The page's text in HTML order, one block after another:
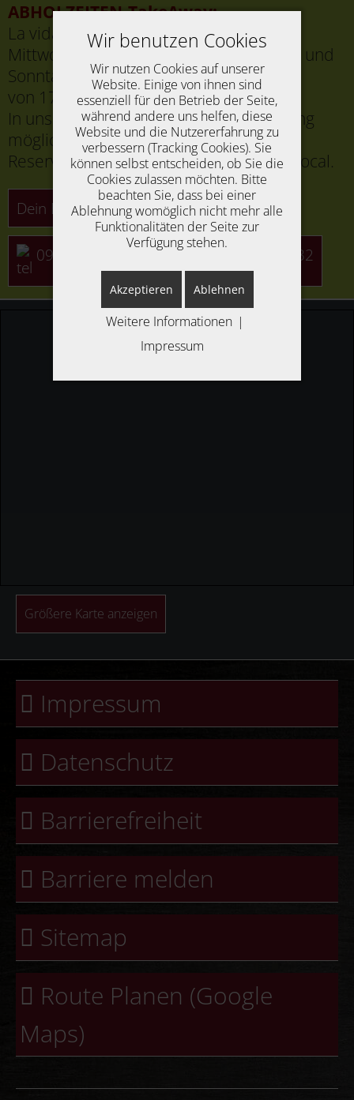
ABHOLZEITEN-TakeAway:
La vida Local Speisen To Go
Mittwoch, Donnerstag, Freitag, Samstag und
Sonntag
von 17.30 Uhr bis 20.00 Uhr
In unserem Restaurant ist nur Barzahlung
möglich.
Reserviere jetzt dein Event im La Vida Local.
Dein Event online Reservieren
09822 604329 01 71 7 04 78 32
Größere Karte anzeigen
Impressum
Datenschutz
Barrierefreiheit
Barriere melden
Sitemap
Route Planen (Google
Maps)
Wir benutzen Cookies
Wir nutzen Cookies auf unserer
Website. Einige von ihnen sind
essenziell für den Betrieb der Seite,
während andere uns helfen, diese
Website und die Nutzererfahrung zu
verbessern (Tracking Cookies). Sie
können selbst entscheiden, ob Sie die
Cookies zulassen möchten. Bitte
beachten Sie, dass bei einer
Ablehnung womöglich nicht mehr alle
Funktionalitäten der Seite zur
Verfügung stehen.
Akzeptieren Ablehnen
Weitere Informationen |
Impressum